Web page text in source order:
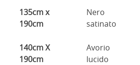
135cm x
190cm
Nero
satinato
140cm X
190cm
Avorio
lucido